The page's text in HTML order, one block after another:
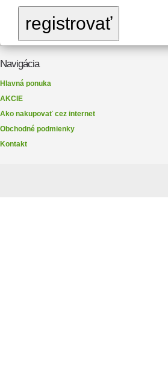
Navigácia
Hlavná ponuka
AKCIE
Ako nakupovať cez internet
Obchodné podmienky
Kontakt